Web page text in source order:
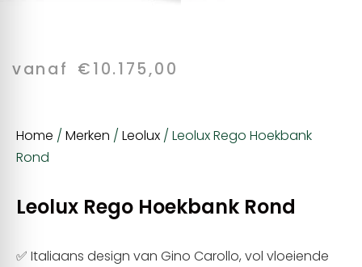
vanaf €10.175,00
Home / Merken / Leolux / Leolux Rego Hoekbank
Rond
Leolux Rego Hoekbank Rond
✅ Italiaans design van Gino Carollo, vol vloeiende